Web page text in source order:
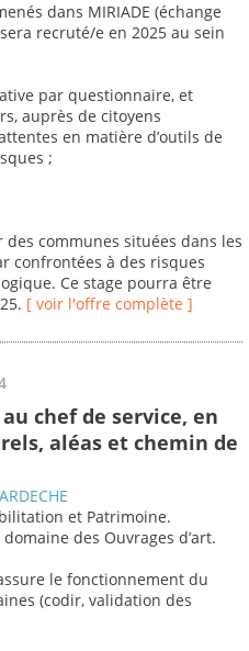
dans MIRIADE (échange
recruté/e en 2025 au sein
par questionnaire, et
auprès de citoyens
en matière d’outils de
;
communes situées dans les
confrontées à des risques
Ce stage pourra être
[ voir l'offre complète ]
chef de service, en
aléas et chemin de
et Patrimoine.
des Ouvrages d’art.
le fonctionnement du
(codir, validation des